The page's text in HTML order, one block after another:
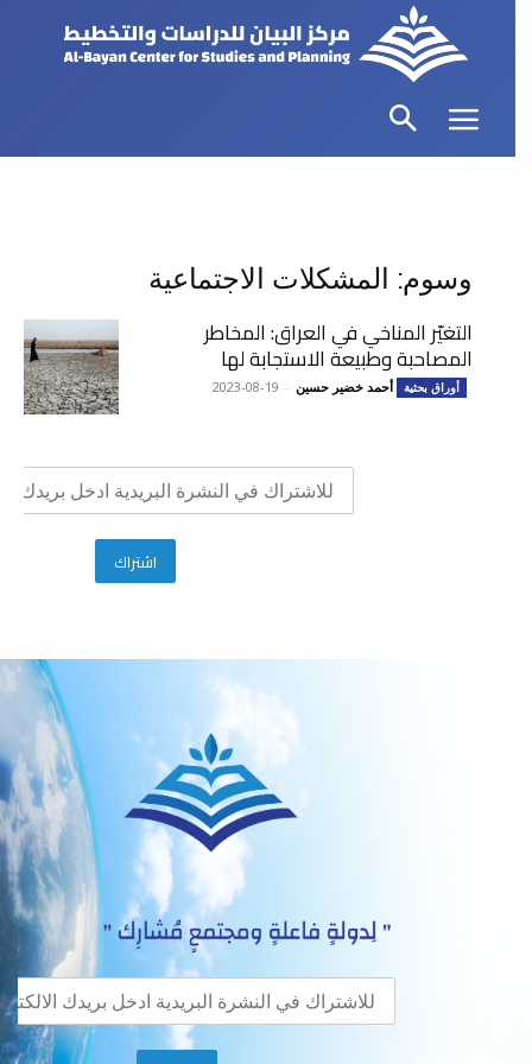
وسوم: المشكلات الاجتماعية
التغيّر المناخي في العراق: المخاطر
المصاحبة وطبيعة الاستجابة لها
أوراق بحثية أحمد خضير حسين -
2023-08-19